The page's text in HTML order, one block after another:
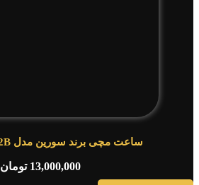
ساعت مچی برند سورین مدل L1227B-SG02B
13,000,000 تومان